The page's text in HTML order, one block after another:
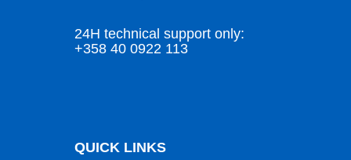
24H technical support only:
+358 40 0922 113
QUICK LINKS